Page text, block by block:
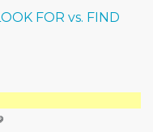
FOR vs. FIND